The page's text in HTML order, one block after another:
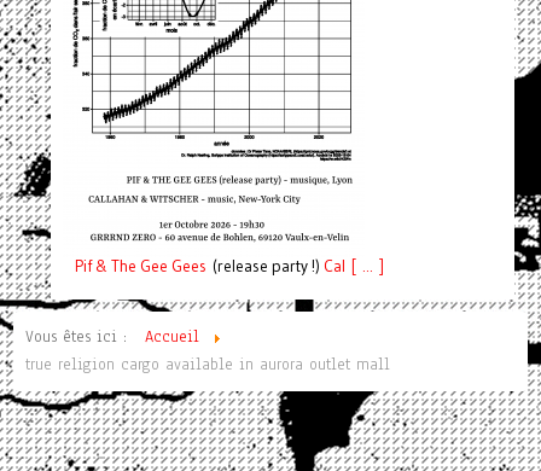
Pif& The Gee Gees (release party !) Cal [ ... ]
Vous êtes ici :
Accueil
true religion cargo available in aurora outlet mall